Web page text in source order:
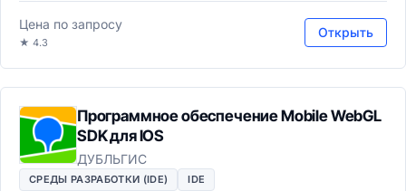
Цена по запросу
★ 4.3
Открыть
Программное обеспечение Mobile WebGL
SDK для IOS
ДУБЛЬГИС
СРЕДЫ РАЗРАБОТКИ (IDE) IDE